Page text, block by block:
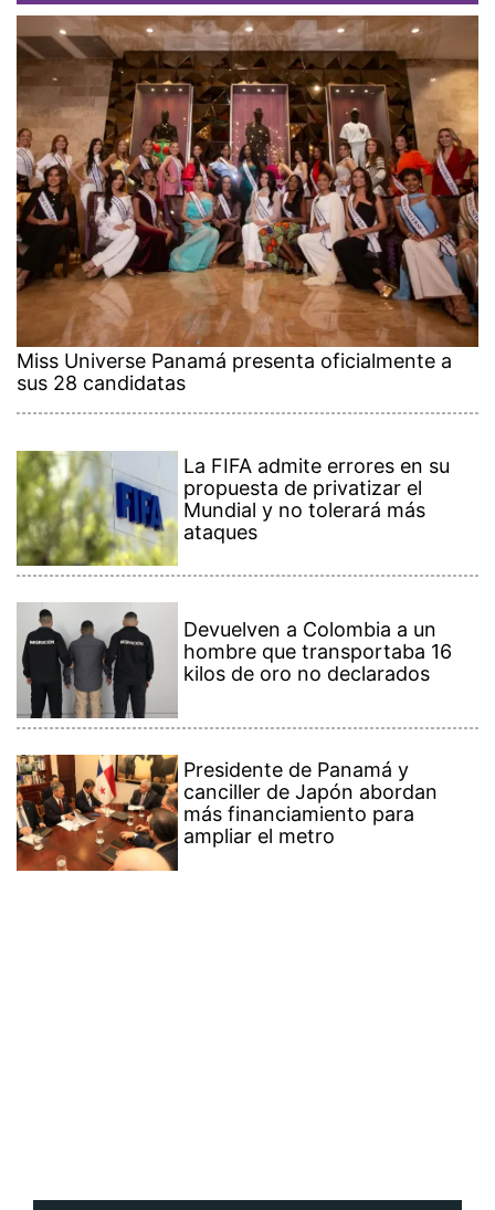
Miss Universe Panamá presenta oficialmente a
sus 28 candidatas
La FIFA admite errores en su
propuesta de privatizar el
Mundial y no tolerará más
ataques
Devuelven a Colombia a un
hombre que transportaba 16
kilos de oro no declarados
Presidente de Panamá y
canciller de Japón abordan
más financiamiento para
ampliar el metro